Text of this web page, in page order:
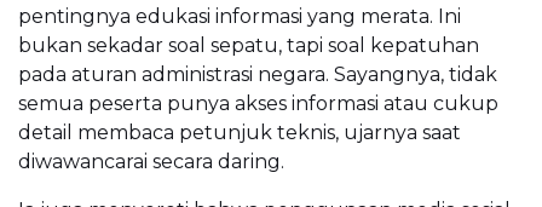
pentingnya edukasi informasi yang merata. Ini
bukan sekadar soal sepatu, tapi soal kepatuhan
pada aturan administrasi negara. Sayangnya, tidak
semua peserta punya akses informasi atau cukup
detail membaca petunjuk teknis, ujarnya saat
diwawancarai secara daring.